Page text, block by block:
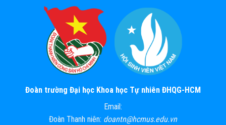
Đoàn trường Đại học Khoa học Tự nhiên ĐHQG-HCM
Email:
Đoàn Thanh niên: doantn@hcmus.edu.vn